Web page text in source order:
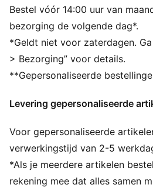
energieteruggave, responsief
instapcomfort
DETAILS
Breedte: Normaal
Type neus: Rond
Sluiting: Veters
Type hak: Plat
Bestel vóór 14:00 uur van
bezorging de volgende dag*.
*Geldt niet voor zaterdagen.
> Bezorging” voor details.
**Gepersonaliseerde
Levering gepersonaliseerde
Voor gepersonaliseerde
verwerkingstijd van 2-5
*Als je meerdere artikelen
rekening mee dat alles samen